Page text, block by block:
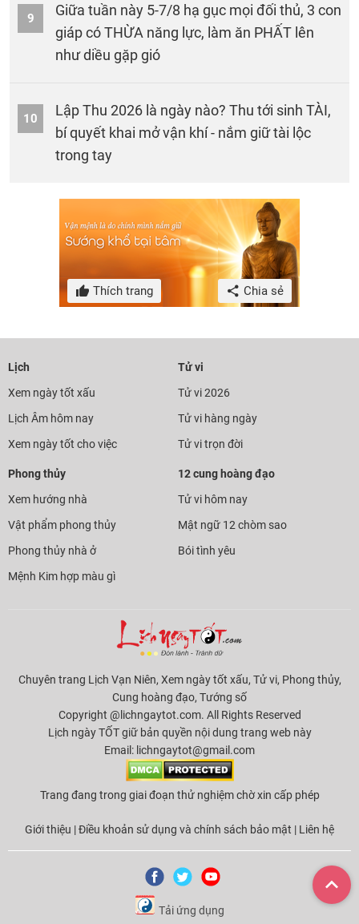
9
Giữa tuần này 5-7/8 hạ gục mọi đối thủ, 3 con
giáp có THỪA năng lực, làm ăn PHẤT lên
như diều gặp gió
10
Lập Thu 2026 là ngày nào? Thu tới sinh TÀI,
bí quyết khai mở vận khí - nắm giữ tài lộc
trong tay
Thích trang Chia sẻ
Lịch
Xem ngày tốt xấu
Lịch Âm hôm nay
Xem ngày tốt cho việc
Tử vi
Tử vi 2026
Tử vi hàng ngày
Tử vi trọn đời
Phong thủy
Xem hướng nhà
Vật phẩm phong thủy
Phong thủy nhà ở
Mệnh Kim hợp màu gì
12 cung hoàng đạo
Tử vi hôm nay
Mật ngữ 12 chòm sao
Bói tình yêu
Chuyên trang Lịch Vạn Niên, Xem ngày tốt xấu, Tử vi, Phong thủy,
Cung hoàng đạo, Tướng số
Copyright @lichngaytot.com. All Rights Reserved
Lịch ngày TỐT giữ bản quyền nội dung trang web này
Email: lichngaytot@gmail.com
Trang đang trong giai đoạn thử nghiệm chờ xin cấp phép
Giới thiệu |Điều khoản sử dụng và chính sách bảo mật | Liên hệ
Tải ứng dụng